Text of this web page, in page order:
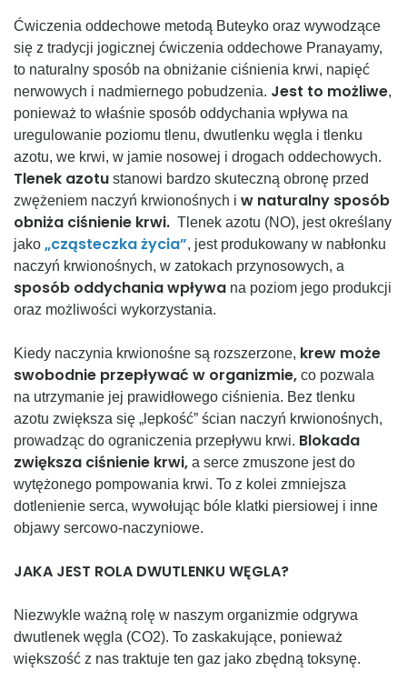
Ćwiczenia oddechowe metodą Buteyko oraz wywodzące
się z tradycji jogicznej ćwiczenia oddechowe Pranayamy,
to naturalny sposób na obniżanie ciśnienia krwi, napięć
nerwowych i nadmiernego pobudzenia. Jest to możliwe,
ponieważ to właśnie sposób oddychania wpływa na
uregulowanie poziomu tlenu, dwutlenku węgla i tlenku
azotu, we krwi, w jamie nosowej i drogach oddechowych.
Tlenek azotu stanowi bardzo skuteczną obronę przed
zwężeniem naczyń krwionośnych i w naturalny sposób
obniża ciśnienie krwi. Tlenek azotu (NO), jest określany
jako „cząsteczka życia”, jest produkowany w nabłonku
naczyń krwionośnych, w zatokach przynosowych, a
sposób oddychania wpływa na poziom jego produkcji
oraz możliwości wykorzystania.
Kiedy naczynia krwionośne są rozszerzone, krew może
swobodnie przepływać w organizmie, co pozwala
na utrzymanie jej prawidłowego ciśnienia. Bez tlenku
azotu zwiększa się „lepkość” ścian naczyń krwionośnych,
prowadząc do ograniczenia przepływu krwi. Blokada
zwiększa ciśnienie krwi, a serce zmuszone jest do
wytężonego pompowania krwi. To z kolei zmniejsza
dotlenienie serca, wywołując bóle klatki piersiowej i inne
objawy sercowo-naczyniowe.
JAKA JEST ROLA DWUTLENKU WĘGLA?
Niezwykle ważną rolę w naszym organizmie odgrywa
dwutlenek węgla (CO2). To zaskakujące, ponieważ
większość z nas traktuje ten gaz jako zbędną toksynę.